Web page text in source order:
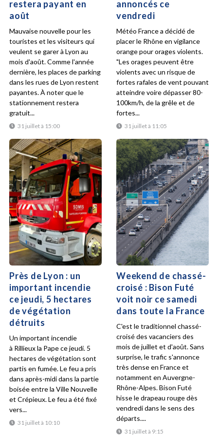
restera payant en
août
31 juillet à 15:00
Mauvaise nouvelle pour les
touristes et les visiteurs qui
veulent se garer à Lyon au
mois d'août. Comme l'année
dernière, les places de parking
dans les rues de Lyon restent
payantes. À noter que le
stationnement restera
gratuit...
annoncés ce
vendredi
31 juillet à 11:05
Météo France a décidé de
placer le Rhône en vigilance
orange pour orages violents.
"Les orages peuvent être
violents avec un risque de
fortes rafales de vent pouvant
atteindre voire dépasser 80-
100km/h, de la grêle et de
fortes...
Près de Lyon : un
important incendie
ce jeudi, 5 hectares
de végétation
détruits
31 juillet à 10:10
Un important incendie
à Rillieux la Pape ce jeudi. 5
hectares de végétation sont
partis en fumée. Le feu a pris
dans après-midi dans la partie
boisée entre la Ville Nouvelle
et Crépieux. Le feu a été fixé
vers...
Weekend de chassé-
croisé : Bison Futé
voit noir ce samedi
dans toute la France
31 juillet à 9:15
C'est le traditionnel chassé-
croisé des vacanciers des
mois de juillet et d'août. Sans
surprise, le trafic s'annonce
très dense en France et
notamment en Auvergne-
Rhône-Alpes. Bison Futé
hisse le drapeau rouge dès
vendredi dans le sens des
départs....